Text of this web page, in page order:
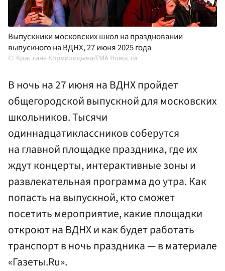
Выпускники московских школ на праздновании
выпускного на ВДНХ, 27 июня 2025 года
Кристина Кормилицына/РИА Новости
В ночь на 27 июня на ВДНХ пройдет
общегородской выпускной для московских
школьников. Тысячи
одиннадцатиклассников соберутся
на главной площадке праздника, где их
ждут концерты, интерактивные зоны и
развлекательная программа до утра. Как
попасть на выпускной, кто сможет
посетить мероприятие, какие площадки
откроют на ВДНХ и как будет работать
транспорт в ночь праздника — в материале
«Газеты.Ru».